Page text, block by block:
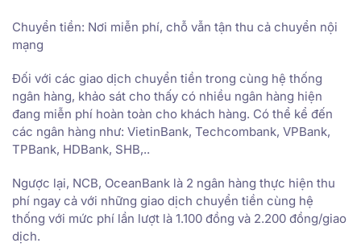
Chuyển tiền: Nơi miễn phí, chỗ vẫn tận thu cả chuyển nội
mạng
Đối với các giao dịch chuyển tiền trong cùng hệ thống
ngân hàng, khảo sát cho thấy có nhiều ngân hàng hiện
đang miễn phí hoàn toàn cho khách hàng. Có thể kể đến
các ngân hàng như: VietinBank, Techcombank, VPBank,
TPBank, HDBank, SHB,..
Ngược lại, NCB, OceanBank là 2 ngân hàng thực hiện thu
phí ngay cả với những giao dịch chuyển tiền cùng hệ
thống với mức phí lần lượt là 1.100 đồng và 2.200 đồng/giao
dịch.